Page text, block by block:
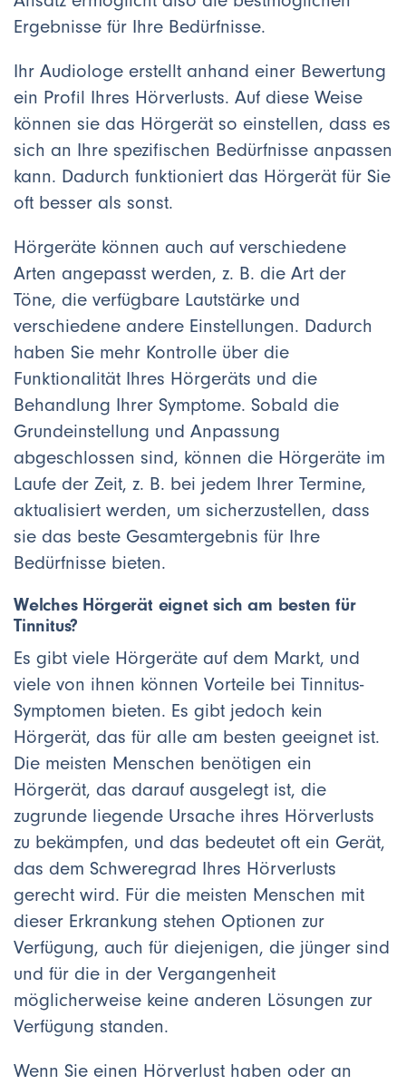
Ergebnisse für Ihre Bedürfnisse.
Ihr Audiologe erstellt anhand einer Bewertung
ein Profil Ihres Hörverlusts. Auf diese Weise
können sie das Hörgerät so einstellen, dass es
sich an Ihre spezifischen Bedürfnisse anpassen
kann. Dadurch funktioniert das Hörgerät für Sie
oft besser als sonst.
Hörgeräte können auch auf verschiedene
Arten angepasst werden, z. B. die Art der
Töne, die verfügbare Lautstärke und
verschiedene andere Einstellungen. Dadurch
haben Sie mehr Kontrolle über die
Funktionalität Ihres Hörgeräts und die
Behandlung Ihrer Symptome. Sobald die
Grundeinstellung und Anpassung
abgeschlossen sind, können die Hörgeräte im
Laufe der Zeit, z. B. bei jedem Ihrer Termine,
aktualisiert werden, um sicherzustellen, dass
sie das beste Gesamtergebnis für Ihre
Bedürfnisse bieten.
Welches Hörgerät eignet sich am besten für
Tinnitus?
Es gibt viele Hörgeräte auf dem Markt, und
viele von ihnen können Vorteile bei Tinnitus-
Symptomen bieten. Es gibt jedoch kein
Hörgerät, das für alle am besten geeignet ist.
Die meisten Menschen benötigen ein
Hörgerät, das darauf ausgelegt ist, die
zugrunde liegende Ursache ihres Hörverlusts
zu bekämpfen, und das bedeutet oft ein Gerät,
das dem Schweregrad Ihres Hörverlusts
gerecht wird. Für die meisten Menschen mit
dieser Erkrankung stehen Optionen zur
Verfügung, auch für diejenigen, die jünger sind
und für die in der Vergangenheit
möglicherweise keine anderen Lösungen zur
Verfügung standen.
Wenn Sie einen Hörverlust haben oder an